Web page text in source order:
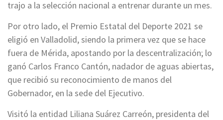
trajo a la selección nacional a entrenar durante un mes.
Por otro lado, el Premio Estatal del Deporte 2021 se
eligió en Valladolid, siendo la primera vez que se hace
fuera de Mérida, apostando por la descentralización; lo
ganó Carlos Franco Cantón, nadador de aguas abiertas,
que recibió su reconocimiento de manos del
Gobernador, en la sede del Ejecutivo.
Visitó la entidad Liliana Suárez Carreón, presidenta del